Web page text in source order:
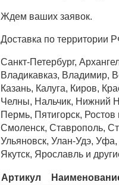
Ждем ваших заявок.
Доставка по территории
Санкт-Петербург,
Владикавказ, Владимир,
Казань, Калуга, Киров,
Челны, Нальчик, Нижний
Пермь, Пятигорск,
Смоленск, Ставрополь,
Ульяновск, Улан-Удэ,
Якутск, Ярославль и
Артикул